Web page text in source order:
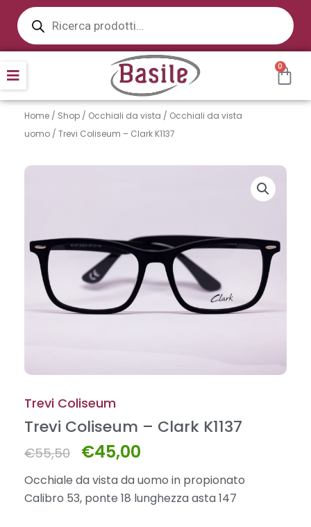
contenuto
Products
search
0
Home / Shop / Occhiali da vista / Occhiali da vista
uomo / Trevi Coliseum – Clark K1137
Trevi Coliseum
Trevi Coliseum – Clark K1137
€55,50
Il
originale
era:
€45,00
attuale
è:
Occhiale da vista da uomo in propionato
Calibro 53, ponte 18 lunghezza asta 147